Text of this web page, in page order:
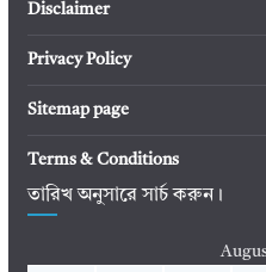
Disclaimer
Privacy Policy
Sitemap page
Terms & Conditions
তারিখ অনুসারে সার্চ করুন।